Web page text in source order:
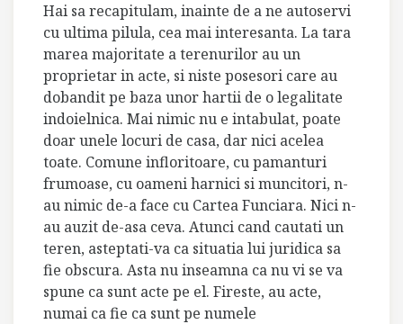
Hai sa recapitulam, inainte de a ne autoservi
cu ultima pilula, cea mai interesanta. La tara
marea majoritate a terenurilor au un
proprietar in acte, si niste posesori care au
dobandit pe baza unor hartii de o legalitate
indoielnica. Mai nimic nu e intabulat, poate
doar unele locuri de casa, dar nici acelea
toate. Comune infloritoare, cu pamanturi
frumoase, cu oameni harnici si muncitori, n-
au nimic de-a face cu Cartea Funciara. Nici n-
au auzit de-asa ceva. Atunci cand cautati un
teren, asteptati-va ca situatia lui juridica sa
fie obscura. Asta nu inseamna ca nu vi se va
spune ca sunt acte pe el. Fireste, au acte,
numai ca fie ca sunt pe numele